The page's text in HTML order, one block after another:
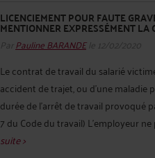
LICENCIEMENT POUR FAUTE
MENTIONNER EXPRESSÉMENT
Par Pauline BARANDEle 12/02/2020
Le contrat de travail du salarié
accident de trajet, ou d’une
durée de l’arrêt de travail provoqué
7 du Code du travail) L’employeur
suite >